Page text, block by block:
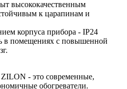
высококачественным
к царапинам и
корпуса прибора - IP24
в помещениях с повышенной
- это современные,
обогреватели.